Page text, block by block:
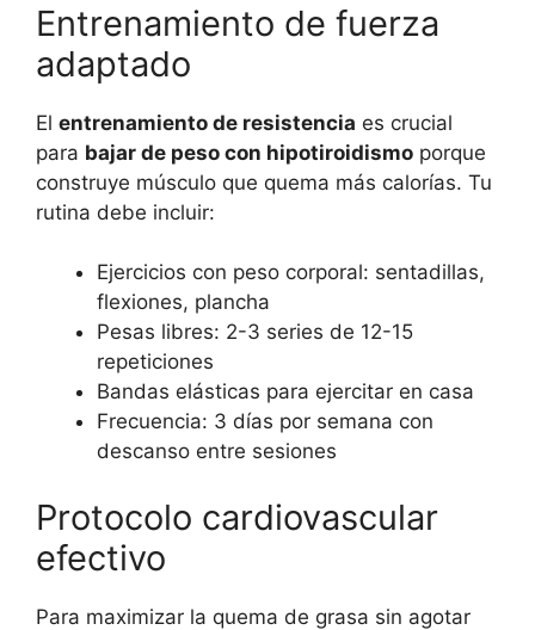
Entrenamiento de fuerza
adaptado
El entrenamiento de resistencia es crucial
para bajar de peso con hipotiroidismo porque
construye músculo que quema más calorías. Tu
rutina debe incluir:
Ejercicios con peso corporal: sentadillas,
flexiones, plancha
Pesas libres: 2-3 series de 12-15
repeticiones
Bandas elásticas para ejercitar en casa
Frecuencia: 3 días por semana con
descanso entre sesiones
Protocolo cardiovascular
efectivo
Para maximizar la quema de grasa sin agotar